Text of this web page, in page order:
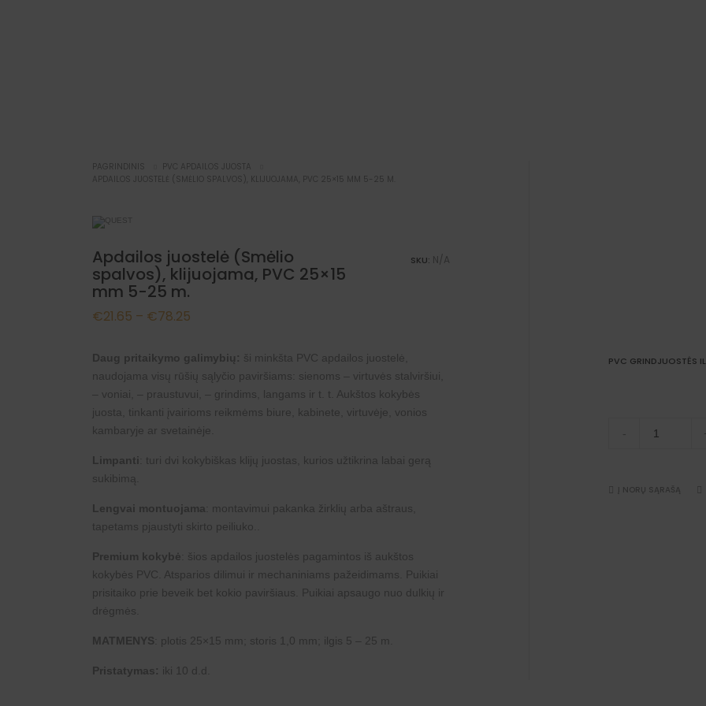
PAGRINDINIS
PVC APDAILOS JUOSTA
APDAILOS JUOSTELĖ (SMĖLIO SPALVOS), KLIJUOJAMA, PVC 25×15 MM 5-25 M.
Apdailos juostelė (Smėlio
spalvos), klijuojama, PVC 25×15
mm 5-25 m.
€21.65 – €78.25
€21.65
through
€78.25
SKU: N/A
Daug pritaikymo galimybių: ši minkšta PVC apdailos juostelė,
naudojama visų rūšių sąlyčio paviršiams: sienoms – virtuvės stalviršiui,
– voniai, – praustuvui, – grindims, langams ir t. t. Aukštos kokybės
juosta, tinkanti įvairioms reikmėms biure, kabinete, virtuvėje, vonios
kambaryje ar svetainėje.
Limpanti
: turi dvi kokybiškas klijų juostas, kurios užtikrina labai gerą
sukibimą.
Lengvai montuojama : montavimui pakanka žirklių arba aštraus,
tapetams pjaustyti skirto peiliuko..
Premium kokybė : šios apdailos juostelės pagamintos iš aukštos
kokybės PVC. Atsparios dilimui ir mechaniniams pažeidimams. Puikiai
prisitaiko prie beveik bet kokio paviršiaus. Puikiai apsaugo nuo dulkių ir
drėgmės.
MATMENYS : plotis 25×15 mm; storis 1,0 mm; ilgis 5 – 25 m.
Pristatymas: iki 10 d.d.
PVC GRINDJUOSTĖS
juostelė
PVC
-
Į NORŲ SĄRAŠĄ